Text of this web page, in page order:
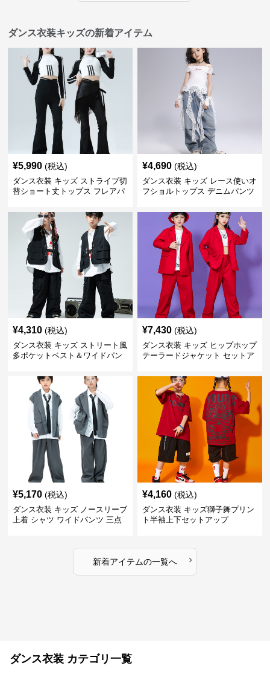
ダンス衣装キッズの新着アイテム
¥5,990 (税込)
ダンス衣装 キッズ ストライプ切
替ショート丈トップス フレアパ
¥4,690 (税込)
ダンス衣装 キッズ レース使いオ
フショルトップス デニムパンツ
¥4,310 (税込)
ダンス衣装 キッズ ストリート風
多ポケットベスト＆ワイドパン
¥7,430 (税込)
ダンス衣装 キッズ ヒップホップ
テーラードジャケット セットア
¥5,170 (税込)
ダンス衣装 キッズ ノースリーブ
上着 シャツ ワイドパンツ 三点
¥4,160 (税込)
ダンス衣装 キッズ獅子舞プリン
ト半袖上下セットアップ
新着アイテムの一覧へ ›
ダンス衣装 カテゴリ一覧